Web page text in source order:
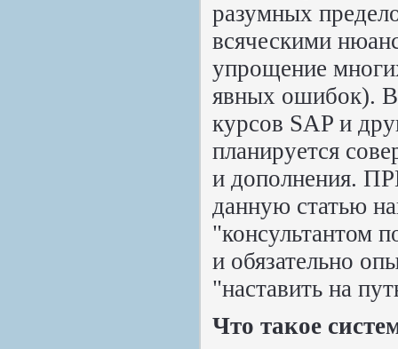
разумных
всяческими
упрощение
явных ошибок). В
курсов SAP и
планируется
и дополнения.
данную статью
"консультантом
и обязательно
"наставить на
Что такое